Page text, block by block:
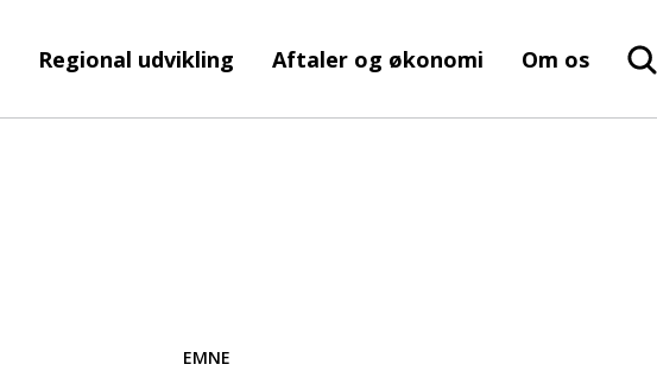
Regional udvikling Aftaler og økonomi Om os
EMNE